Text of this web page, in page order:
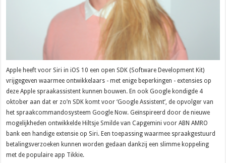
Apple heeft voor Siri in iOS 10 een open SDK (Software Development Kit)
vrijgegeven waarmee ontwikkelaars - met enige beperkingen - extensies op
deze Apple spraakassistent kunnen bouwen. En ook Google kondigde 4
oktober aan dat er zo’n SDK komt voor ‘Google Assistent’, de opvolger van
het spraakcommandosysteem Google Now. Geïnspireerd door de nieuwe
mogelijkheden ontwikkelde Hiltsje Smilde van Capgemini voor ABN AMRO
bank een handige extensie op Siri. Een toepassing waarmee spraakgestuurd
betalingsverzoeken kunnen worden gedaan dankzij een slimme koppeling
met de populaire app Tikkie.